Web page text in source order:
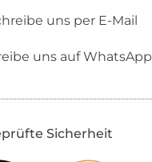
uns per E-Mail
uns auf WhatsApp
Sicherheit